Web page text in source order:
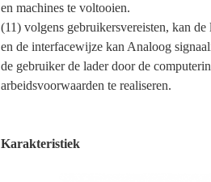
en machines te voltooien.
(11) volgens gebruikersvereisten, kan
en de interfacewijze kan Analoog
de gebruiker de lader door de
arbeidsvoorwaarden te realiseren.
Karakteristiek